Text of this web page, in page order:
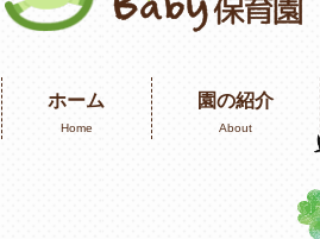
ホーム
Home
園の紹介
About